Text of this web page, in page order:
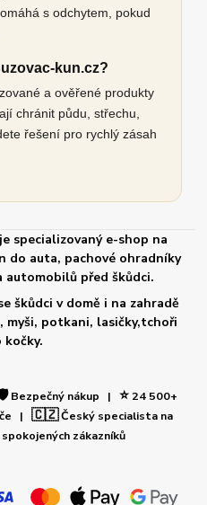
s odchytem, pokud
kun.cz?
a ověřené produkty
chránit půdu, střechu,
řešení pro rychlý zásah
specializovaný e-shop na
do auta, pachové ohradníky
automobilů před škůdci.
škůdci v domě i na zahradě
myši, potkani, lasičky,tchoři
kočky.
Bezpečný nákup | ⭐24 500+
| 🇨🇿Český specialista na
zákazníků